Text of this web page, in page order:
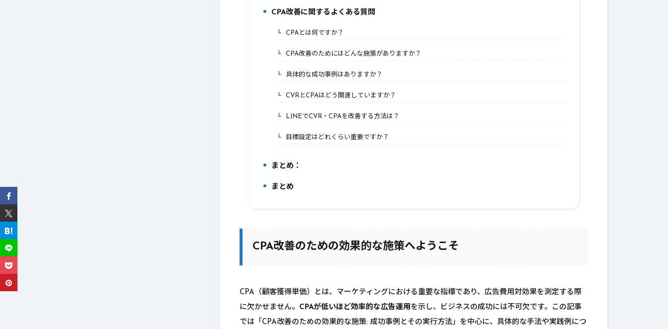
CPA改善に関するよくある質問
7-1.CPAとは何ですか？
7-2.CPA改善のためにはどんな施策がありますか？
7-3.具体的な成功事例はありますか？
7-4.CVRとCPAはどう関連していますか？
7-5.LINEでCVR・CPAを改善する方法は？
7-6.目標設定はどれくらい重要ですか？
8.
まとめ：
9.
まとめ
CPA改善のための効果的な施策へようこそ
CPA（顧客獲得単価）とは、マーケティングにおける重要な指標であり、広告費用対効果を測定する際
に欠かせません。 CPAが低いほど効率的な広告運用を示し、ビジネスの成功には不可欠です。この記事
では「CPA改善のための効果的な施策: 成功事例とその実行方法」を中心に、具体的な手法や実践例につ